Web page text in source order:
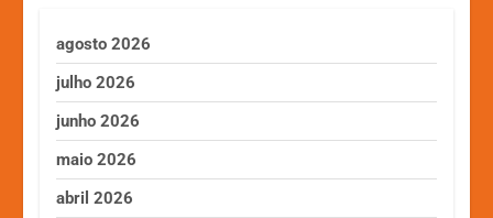
agosto 2026
julho 2026
junho 2026
maio 2026
abril 2026